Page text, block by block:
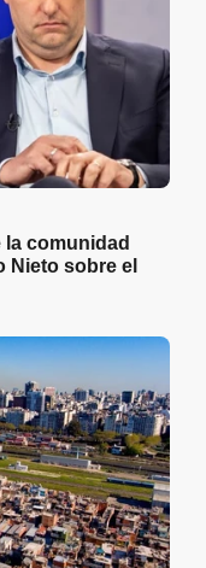
la comunidad
Nieto sobre el